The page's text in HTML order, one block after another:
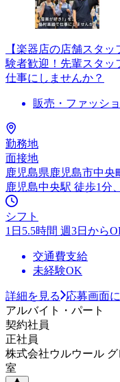
【楽器店の店舗スタ
験者歓迎！先輩スタッ
仕事にしませんか？
販売・ファッシ
勤務地
面接地
鹿児島県鹿児島市中央
鹿児島中央駅 徒歩1分
シフト
1日5.5時間 週3日から
交通費支給
未経験OK
詳細を見る
応募画面
アルバイト・パート
契約社員
正社員
株式会社ウルウール
室